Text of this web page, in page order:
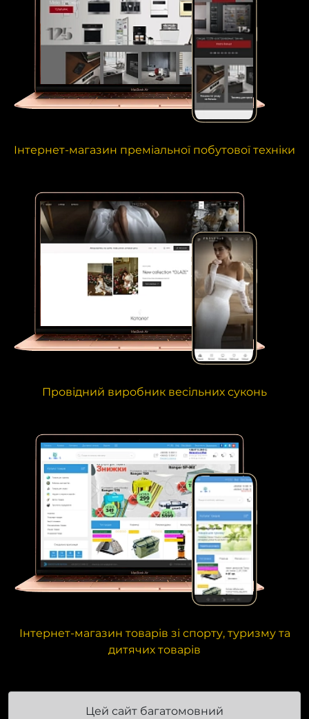
Інтернет-магазин преміальної побутової техніки
Провідний виробник весільних суконь
Інтернет-магазин товарів зі спорту, туризму та
дитячих товарів
Цей сайт багатомовний